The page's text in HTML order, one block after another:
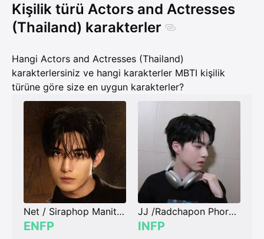
Kişilik türü Actors and Actresses
(Thailand) karakterler
Hangi Actors and Actresses (Thailand)
karakterlersiniz ve hangi karakterler MBTI kişilik
türüne göre size en uygun karakterler?
Net / Siraphop Manithikhun
ENFP
JJ /Radchapon Phornpinit
INFP